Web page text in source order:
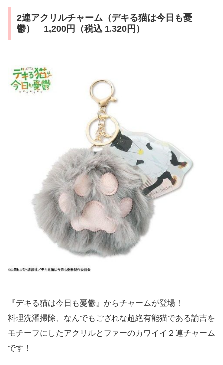
2連アクリルチャーム（デキる猫は今日も憂
鬱） 1,200円（税込 1,320円）
『デキる猫は今日も憂鬱』からチャームが登場！
料理洗濯掃除、なんでもござれな超絶有能猫である諭吉を
モチーフにしたアクリルとファーのカワイイ２連チャーム
です！